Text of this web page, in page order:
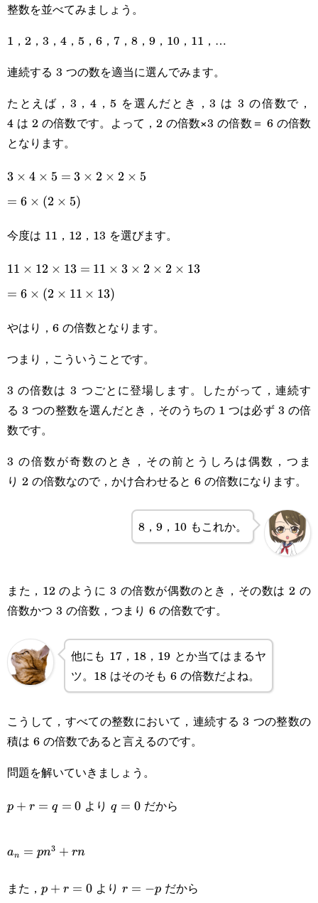
整数を並べてみましょう。
1，2，3，4，5，6，7，8，9，10，11，…
連続する 3 つの数を適当に選んでみます。
たとえば，3，4，5 を選んだとき，3 は 3 の倍数で，
4 は 2 の倍数です。よって，2 の倍数×3 の倍数＝ 6 の倍数
となります。
3\times4\times5=3\times2\times2\times5
3 × 4 × 5 = 3 × 2 × 2 × 5
=6\times(2\times5)
= 6 × (2 × 5)
今度は 11，12，13 を選びます。
11\times12\times13=11\times3\times2\times2\times13
11 × 12 × 13 = 11 × 3 × 2 × 2 × 13
=6\times(2\times11\times13)
= 6 × (2 × 11 × 13)
やはり，6 の倍数となります。
つまり，こういうことです。
3 の倍数は 3 つごとに登場します。したがって，連続す
る 3 つの整数を選んだとき，そのうちの 1 つは必ず 3 の倍
数です。
3 の倍数が奇数のとき，その前とうしろは偶数，つま
り 2 の倍数なので，かけ合わせると 6 の倍数になります。
8，9，10 もこれか。
また，12 のように 3 の倍数が偶数のとき，その数は 2 の
倍数かつ 3 の倍数，つまり 6 の倍数です。
他にも 17，18，19 とか当てはまるヤ
ツ。18 はそのそも 6 の倍数だよね。
こうして，すべての整数において，連続する 3 つの整数の
積は 6 の倍数であると言えるのです。
問題を解いていきましょう。
p+r=q=0
p + r = q = 0 よりq=0
q = 0だから
a_n=pn^3+rn
an = pn3 + rn
また， p+r=0
p + r = 0 よりr=-
r = −p だから